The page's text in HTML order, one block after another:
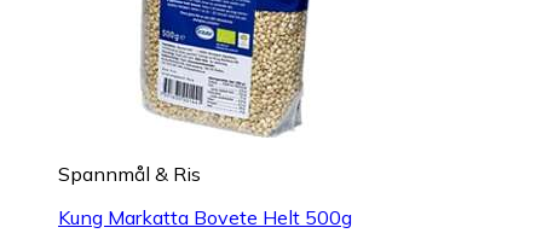
Spannmål & Ris
Kung Markatta Bovete Helt 500g